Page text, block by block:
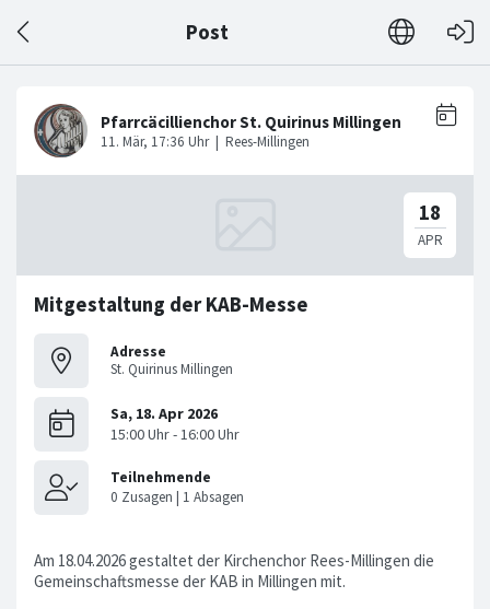
Post
Mitgestaltung der KAB-Messe
Adresse
St. Quirinus Millingen
Am 18.04.2026 gestaltet der Kirchenchor Rees-Millingen die
Gemeinschaftsmesse der KAB in Millingen mit.